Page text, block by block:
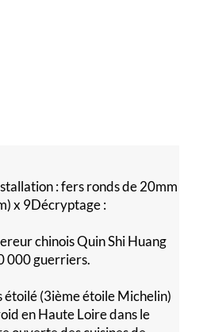
: fers ronds de 20mm
x 9Décryptage :
chinois Quin Shi Huang
000 guerriers.
étoilé (3ième étoile Michelin)
en Haute Loire dans le